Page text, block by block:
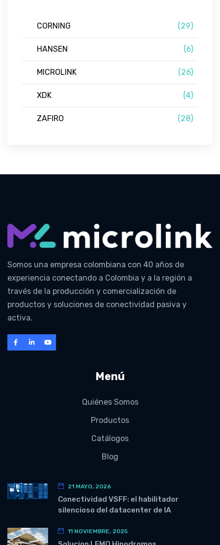
CORNING (29)
HANSEN (6)
MICROLINK (26)
XDK (4)
ZAFIRO (28)
Somos una empresa colombiana con 40 años de
experiencia conectando a Colombia y a la región a
través de la producción y comercialización de
productos y soluciones de conectividad pasiva y
activa.
Menú
Quiénes Somos
Productos
Catálogos
Blog
21 MAYO, 2026
Conectividad VSFF: el habilitador
silencioso del datacenter de IA
11 NOVIEMBRE, 2025